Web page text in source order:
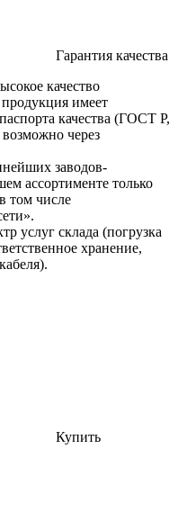
Гарантия качества
качество
имеет
качества (ГОСТ Р,
через
заводов-
ассортименте только
том числе
услуг склада (погрузка
хранение,
Купить